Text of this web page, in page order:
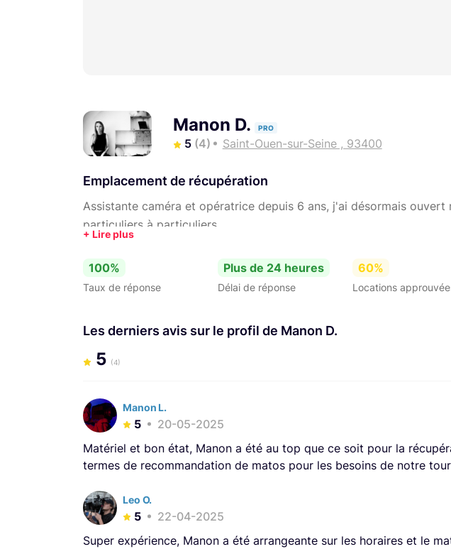
Manon D. PRO
5 (4) Saint-Ouen-sur-Seine , 93400
Emplacement de récupération
Assistante caméra et opératrice depuis 6 ans, j'ai désormais
particuliers à particuliers
100%
Taux de réponse
Plus de 24 heures
Délai de réponse
60%
Locations
Les derniers avis sur le profil de Manon D.
5 (4)
Manon L.
5
20-05-2025
Matériel et bon état, Manon a été au top que ce soit pour la
termes de recommandation de matos pour les besoins de notre
Leo O.
5
22-04-2025
Super expérience, Manon a été arrangeante sur les horaires et le